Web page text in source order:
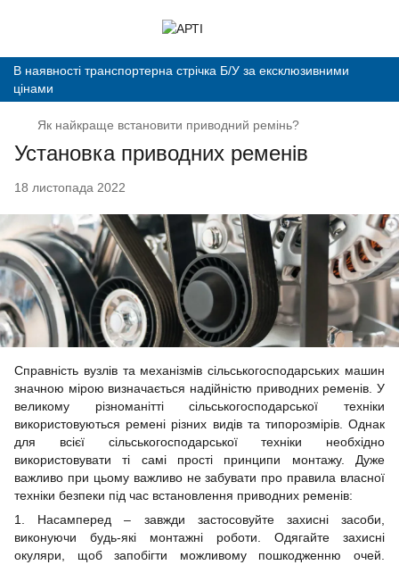
В наявності транспортерна стрічка Б/У за ексклюзивними
цінами
Як найкраще встановити приводний ремінь?
Установка приводних ременів
18 листопада 2022
Справність вузлів та механізмів сільськогосподарських машин
значною мірою визначається надійністю приводних ременів. У
великому різноманітті сільськогосподарської техніки
використовуються ремені різних видів та типорозмірів. Однак
для всієї сільськогосподарської техніки необхідно
використовувати ті самі прості принципи монтажу. Дуже
важливо при цьому важливо не забувати про правила власної
техніки безпеки під час встановлення приводних ременів:
1. Насамперед – завжди застосовуйте захисні засоби,
виконуючи будь-які монтажні роботи. Одягайте захисні
окуляри, щоб запобігти можливому пошкодженню очей.